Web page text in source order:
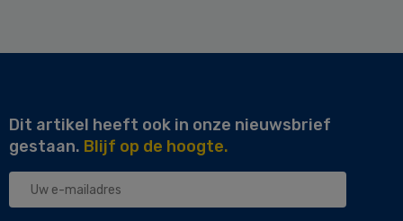
Dit artikel heeft ook in onze nieuwsbrief
gestaan. Blijf op de hoogte.
Uw